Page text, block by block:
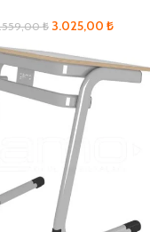
₺ 3.025,00 ₺